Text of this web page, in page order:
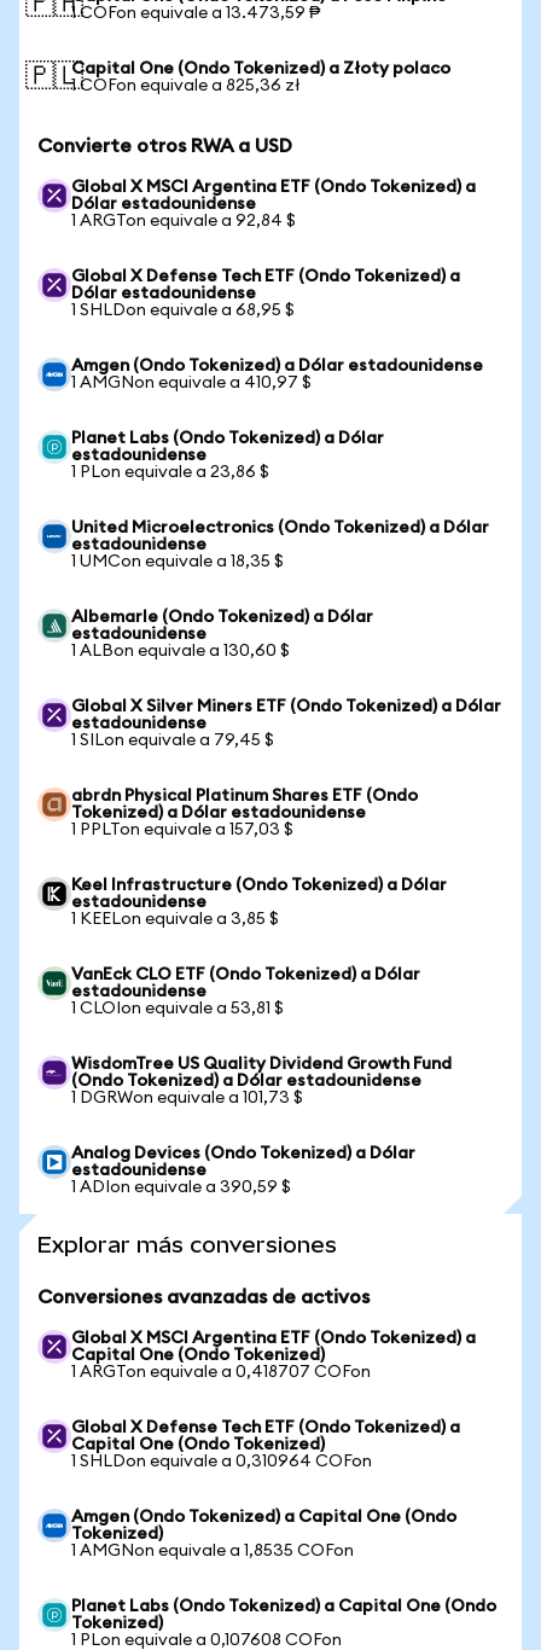
1 COFon equivale a 13.473,59 ₱
🇵🇱Capital One (Ondo Tokenized) a Złoty polaco
1 COFon equivale a 825,36 zł
Convierte otros RWA a USD
Global X MSCI Argentina ETF (Ondo Tokenized) a
Dólar estadounidense
1 ARGTon equivale a 92,84 $
Global X Defense Tech ETF (Ondo Tokenized) a
Dólar estadounidense
1 SHLDon equivale a 68,95 $
Amgen (Ondo Tokenized) a Dólar estadounidense
1 AMGNon equivale a 410,97 $
Planet Labs (Ondo Tokenized) a Dólar
estadounidense
1 PLon equivale a 23,86 $
United Microelectronics (Ondo Tokenized) a Dólar
estadounidense
1 UMCon equivale a 18,35 $
Albemarle (Ondo Tokenized) a Dólar
estadounidense
1 ALBon equivale a 130,60 $
Global X Silver Miners ETF (Ondo Tokenized) a Dólar
estadounidense
1 SILon equivale a 79,45 $
abrdn Physical Platinum Shares ETF (Ondo
Tokenized) a Dólar estadounidense
1 PPLTon equivale a 157,03 $
Keel Infrastructure (Ondo Tokenized) a Dólar
estadounidense
1 KEELon equivale a 3,85 $
VanEck CLO ETF (Ondo Tokenized) a Dólar
estadounidense
1 CLOIon equivale a 53,81 $
WisdomTree US Quality Dividend Growth Fund
(Ondo Tokenized) a Dólar estadounidense
1 DGRWon equivale a 101,73 $
Analog Devices (Ondo Tokenized) a Dólar
estadounidense
1 ADIon equivale a 390,59 $
Explorar más conversiones
Conversiones avanzadas de activos
Global X MSCI Argentina ETF (Ondo Tokenized) a
Capital One (Ondo Tokenized)
1 ARGTon equivale a 0,418707 COFon
Global X Defense Tech ETF (Ondo Tokenized) a
Capital One (Ondo Tokenized)
1 SHLDon equivale a 0,310964 COFon
Amgen (Ondo Tokenized) a Capital One (Ondo
Tokenized)
1 AMGNon equivale a 1,8535 COFon
Planet Labs (Ondo Tokenized) a Capital One (Ondo
Tokenized)
1 PLon equivale a 0,107608 COFon